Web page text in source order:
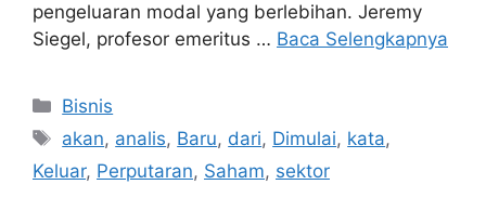
pengeluaran modal yang berlebihan. Jeremy
Siegel, profesor emeritus … Baca Selengkapnya
Kategori
Bisnis
Tag
akan, analis, Baru, dari, Dimulai, kata,
Keluar, Perputaran, Saham, sektor